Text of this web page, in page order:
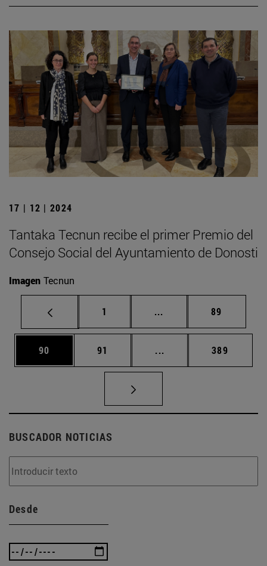
17 | 12 | 2024
Tantaka Tecnun recibe el primer Premio del
Consejo Social del Ayuntamiento de Donosti
Imagen Tecnun
Página
1 ... Páginas intermedias
Página
89
Página
90 Página
91 ... Páginas intermedias
Página
389
BUSCADOR NOTICIAS
Desde